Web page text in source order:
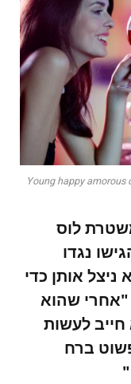
Young happy
לוס
נגדו
אותן כדי
"אחרי שהוא
לעשות
ברח